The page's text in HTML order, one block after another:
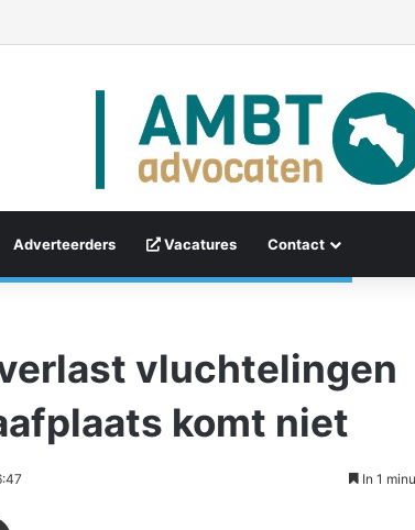
Adverteerders Vacatures Contact
vluchtelingen
komt niet
In 1